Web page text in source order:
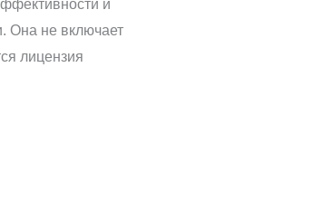
и
Она не включает
лицензия